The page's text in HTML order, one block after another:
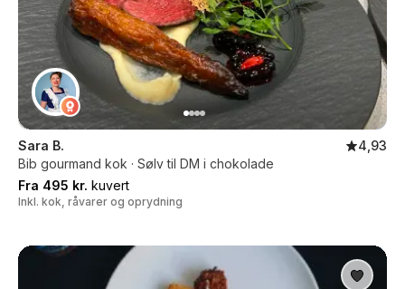
Sara B.
4,93
Bib gourmand kok · Sølv til DM i chokolade
Fra 495 kr. kuvert
Inkl. kok, råvarer og oprydning